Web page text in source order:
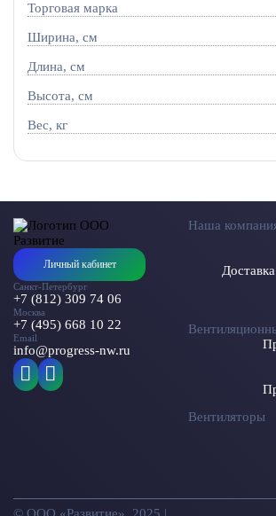
Торговая марка
Ширина, см
Длина, см
Высота, см
Вес, кг
Личный кабинет
Санкт-Петербург
+7 (812) 309 74 06
Москва
+7 (495) 668 10 22
Email
info@progress-nw.ru
Наша
Вентиляторы